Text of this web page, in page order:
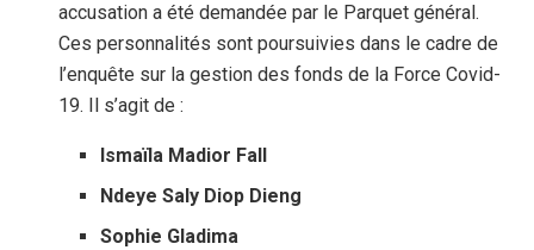
accusation a été demandée par le Parquet général.
Ces personnalités sont poursuivies dans le cadre de
l’enquête sur la gestion des fonds de la Force Covid-
19. Il s’agit de :
Ismaïla Madior Fall
Ndeye Saly Diop Dieng
Sophie Gladima